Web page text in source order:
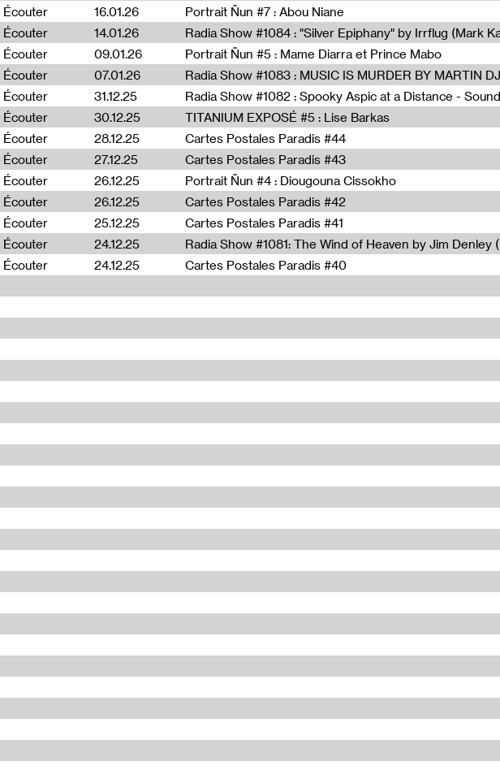
Écouter
16.01.26 Portrait Ñun #7 : Abou Niane
Écouter
14.01.26
Écouter
09.01.26 Portrait Ñun #5 : Mame Diarra et Prince Mabo
Écouter
07.01.26
Écouter
31.12.25
Écouter
30.12.25 TITANIUM EXPOSÉ #5 : Lise Barkas
Écouter
28.12.25 Cartes Postales Paradis #44
Écouter
27.12.25 Cartes Postales Paradis #43
Écouter
26.12.25 Portrait Ñun #4 : Diougouna Cissokho
Écouter
26.12.25 Cartes Postales Paradis #42
Écouter
25.12.25 Cartes Postales Paradis #41
Écouter
24.12.25
Écouter
24.12.25 Cartes Postales Paradis #40